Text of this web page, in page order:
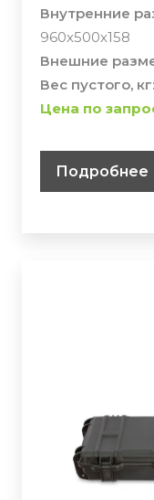
Внутренние
960х500х158
Внешние
Вес пустого, кг:
Цена по
Подробнее